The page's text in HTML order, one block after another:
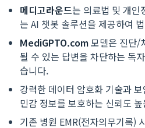
메디고라운드는 의료법 및 개인
는 AI 챗봇 솔루션을 제공하여
MediGPTO.com모델은 진단/
될 수 있는 답변을 차단하는 독
습니다.
강력한 데이터 암호화 기술과
민감 정보를 보호하는 신뢰도 높
기존 병원 EMR(전자의무기록)